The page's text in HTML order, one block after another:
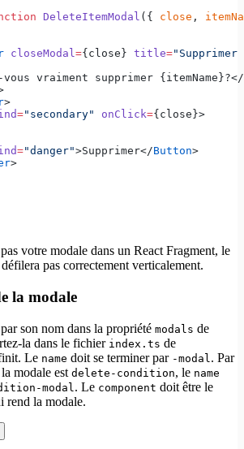
DeleteItemModal ({ close ,
closeModal={close} title=
vous vraiment supprimer {itemName}?</
>
="secondary" onClick={close}>
="danger">Supprimer</Button>
>
votre modale dans un React Fragment, le
pas correctement verticalement.
la modale
son nom dans la propriété modals de
la dans le fichier index.ts de
Le name doit se terminer par -modal . Par
modale est delete-condition, le name
modal . Le component doit être le
rend la modale.